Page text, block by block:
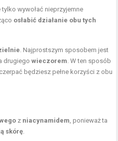
wywołać nieprzyjemne
osłabić działanie obu tych
. Najprostszym sposobem jest
a drugiegowieczorem . W ten sposób
będziesz pełne korzyści z obu
z niacynamidem , ponieważ ta
skórę